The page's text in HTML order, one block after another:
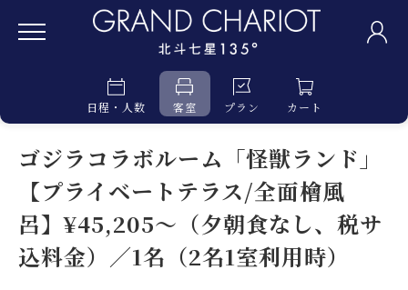
日程・人数 客室 プラン カート
ゴジラコラボルーム「怪獣ランド」
【プライベートテラス/全面檜風
呂】¥45,205～（夕朝食なし、税サ
込料金）／1名（2名1室利用時）